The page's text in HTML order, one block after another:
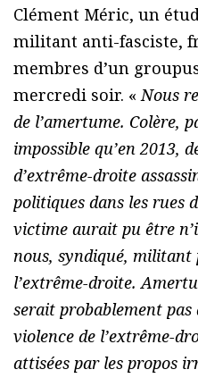
Clément Méric, un
militant anti-fasciste,
membres d’un
mercredi soir. «Nous
de l’amertume. Colère,
impossible qu’en 2013,
d’extrême-droite
politiques dans les rues
victime aurait pu être
nous, syndiqué, militant
l’extrême-droite.
serait probablement
violence de l’extrême-
attisées par les propos